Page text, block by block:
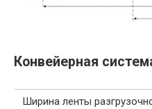
Конвейерная
Ширина ленты